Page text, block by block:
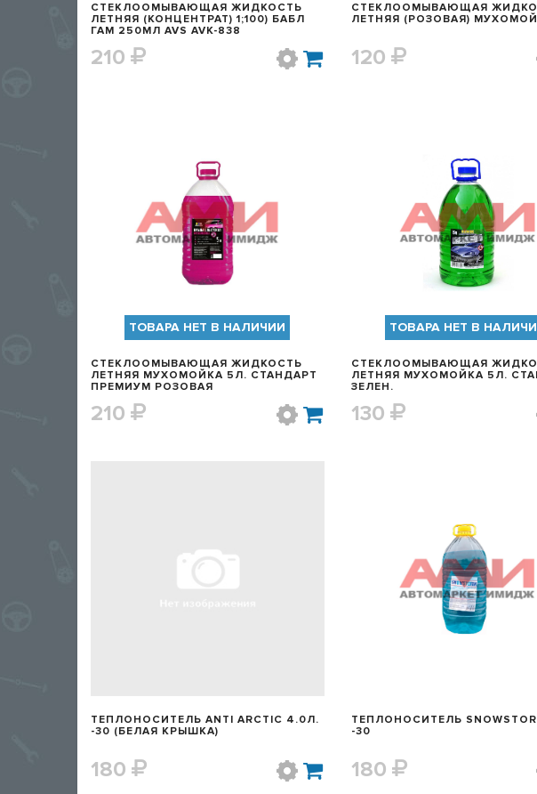
СТЕКЛООМЫВАЮЩАЯ ЖИДКОСТЬ
ЛЕТНЯЯ (КОНЦЕНТРАТ) 1;100) БАБЛ
ГАМ 250МЛ AVS AVK-838
210
СТЕКЛООМЫВАЮЩАЯ
ЛЕТНЯЯ (РОЗОВАЯ)
120
БЫСТРЫЙ ПРОСМОТР
ТОВАРА НЕТ В НАЛИЧИИ
СТЕКЛООМЫВАЮЩАЯ ЖИДКОСТЬ
ЛЕТНЯЯ МУХОМОЙКА 5Л. СТАНДАРТ
ПРЕМИУМ РОЗОВАЯ
210
БЫСТРЫЙ ПРОСМОТР
ТОВАРА НЕТ В
СТЕКЛООМЫВАЮЩАЯ
ЛЕТНЯЯ МУХОМОЙКА 5Л.
ЗЕЛЕН.
130
ТЕПЛОНОСИТЕЛЬ ANTI ARCTIC 4.0Л.
-30 (БЕЛАЯ КРЫШКА)
180
БЫСТРЫЙ ПРОСМОТР
ТЕПЛОНОСИТЕЛЬ
-30
180